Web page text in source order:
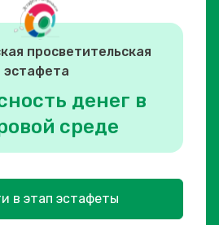
просветительская
эстафета
денег в
среде
в этап эстафеты